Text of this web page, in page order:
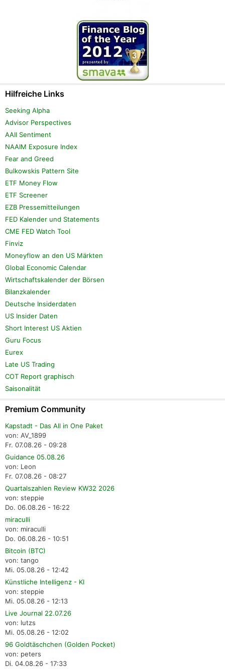
Hilfreiche Links
Seeking Alpha
Advisor Perspectives
AAII Sentiment
NAAIM Exposure Index
Fear and Greed
Bulkowskis Pattern Site
ETF Money Flow
ETF Screener
EZB Pressemitteilungen
FED Kalender und Statements
CME FED Watch Tool
Finviz
Moneyflow an den US Märkten
Global Economic Calendar
Wirtschaftskalender der Börsen
Bilanzkalender
Deutsche Insiderdaten
US Insider Daten
Short Interest US Aktien
Guru Focus
Eurex
Late US Trading
COT Report graphisch
Saisonalität
Premium Community
Kapstadt - Das All in One Paket
von: AV_1899
Fr. 07.08.26 - 09:28
Guidance 05.08.26
von: Leon
Fr. 07.08.26 - 08:27
Quartalszahlen Review KW32 2026
von: steppie
Do. 06.08.26 - 16:22
miraculli
von: miraculli
Do. 06.08.26 - 10:51
Bitcoin (BTC)
von: tango
Mi. 05.08.26 - 12:42
Künstliche Intelligenz - KI
von: steppie
Mi. 05.08.26 - 12:13
Live Journal 22.07.26
von: lutzs
Mi. 05.08.26 - 12:02
96 Goldtäschchen (Golden Pocket)
von: peters
Di. 04.08.26 - 17:33